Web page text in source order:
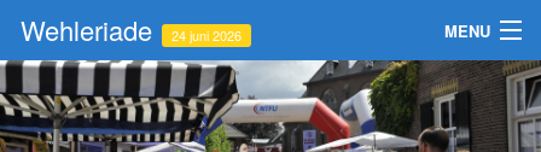
Wehleriade 24 juni 2026 MENU
Informatie
Sponsoren